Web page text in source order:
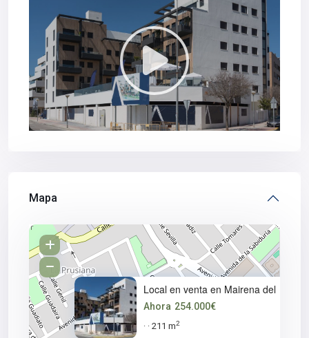
Mapa
Local en venta en Mairena del
Ahora 254.000€
· · 211 m2